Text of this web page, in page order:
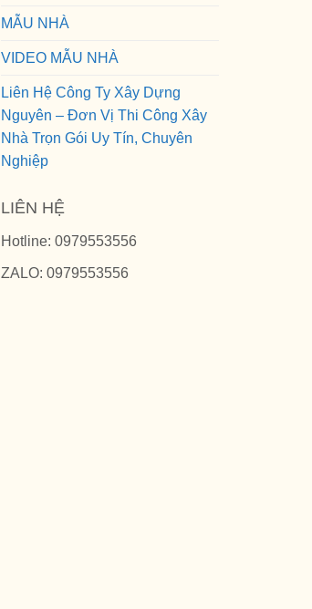
MẪU NHÀ
VIDEO MẪU NHÀ
Liên Hệ Công Ty Xây Dựng
Nguyên – Đơn Vị Thi Công Xây
Nhà Trọn Gói Uy Tín, Chuyên
Nghiệp
LIÊN HỆ
Hotline: 0979553556
ZALO: 0979553556